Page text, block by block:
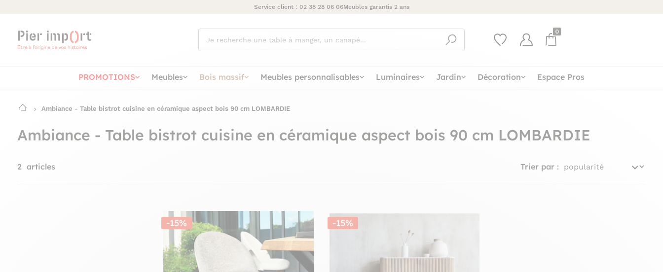
Service client : 02 38 28 06 06Meubles garantis 2 ans
cherchez
vous ?
0
PROMOTIONS Meubles Bois massif Meubles personnalisables Luminaires Jardin Décoration Espace Pros
Ambiance - Table bistrot cuisine en céramique aspect bois 90 cm LOMBARDIE
Ambiance - Table bistrot cuisine en céramique aspect bois 90 cm LOMBARDIE
2 articles Trier par :
-15% -15%